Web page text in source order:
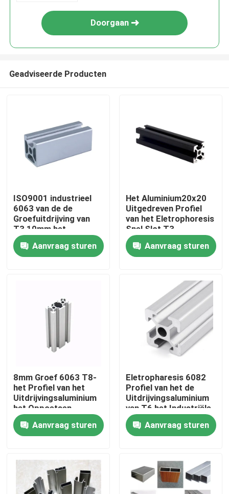
Huis
Producten
Ongeveer ons
Contacteer ons
Verzoek om een Citaat
Industrieel Aluminiumprofiel
V het Profiel van het Groefaluminium
Doorgaan
Geadviseerde Producten
ISO9001 industrieel
6063 van de de
Groefuitdrijving van
T3 10mm het
Aluminiumprofiel
Aanvraag sturen
Het Aluminium20x20
Uitgedreven Profiel
van het Eletrophoresis
Snel Slot T3
Aanvraag sturen
8mm Groef 6063 T8-
het Profiel van het
Uitdrijvingsaluminium
het Oppoetsen
Oppervlakte
Aanvraag sturen
Eletropharesis 6082
Profiel van het de
Uitdrijvingsaluminium
van T6 het Industriële
Aanvraag sturen